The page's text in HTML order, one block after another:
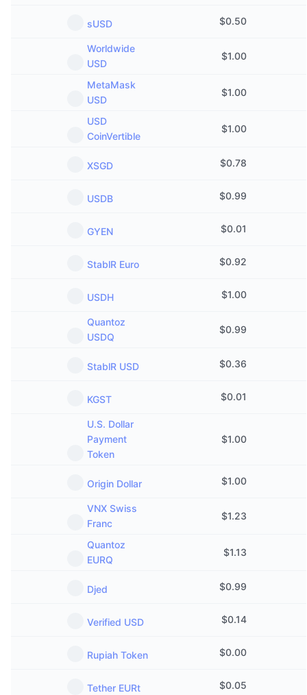
sUSD $0.50
Worldwide
USD
$1.00
MetaMask
USD
$1.00
USD
CoinVertible
$1.00
XSGD $0.78
USDB $0.99
GYEN $0.01
StablR Euro $0.92
USDH $1.00
Quantoz
USDQ
$0.99
StablR USD $0.36
KGST $0.01
U.S. Dollar
Payment
Token
$1.00
Origin Dollar $1.00
VNX Swiss
Franc
$1.23
Quantoz
EURQ
$1.13
Djed $0.99
Verified USD $0.14
Rupiah Token $0.00
Tether EURt $0.05